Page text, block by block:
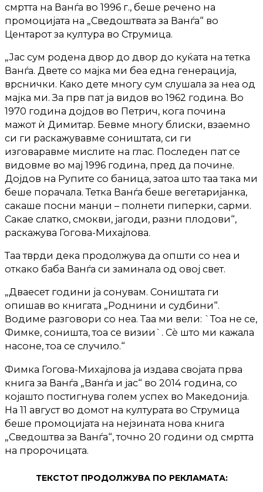
смртта на Ванѓа во 1996 г., беше речено на
промоцијата на „Сведоштвата за Ванѓа“ во
Центарот за култура во Струмица.
„Јас сум родена двор до двор до куќата на тетка
Ванѓа. Двете со мајка ми беа една генерација,
врснички. Како дете многу сум слушала за неа од
мајка ми. За прв пат ја видов во 1962 година. Во
1970 година дојдов во Петрич, кога почина
мажот ѝ Димитар. Бевме многу блиски, взаемно
си ги раскажувавме соништата, си ги
изговаравме мислите на глас. Последен пат се
видовме во мај 1996 година, пред да почине.
Дојдов на Рупите со баница, затоа што таа така ми
беше порачала. Тетка Ванѓа беше вегетаријанка,
сакаше посни манџи – полнети пиперки, сарми.
Сакае слатко, смокви, јагоди, разни плодови“,
раскажува Гогова-Михајлова.
Таа тврди дека продолжува да општи со неа и
откако баба Ванѓа си заминала од овој свет.
„Дваесет години ја сонувам. Соништата ги
опишав во книгата „Роднини и судбини“.
Водиме разговори со неа. Таа ми вели: `Тоа не се,
Фимке, соништа, тоа се визии`. Сѐ што ми кажала
насоне, тоа се случило.“
Фимка Гогова-Михајлова ја издава својата прва
книга за Ванѓа „Ванѓа и јас“ во 2014 година, со
којашто постигнува голем успех во Македонија.
На 11 август во домот на културата во Струмица
беше промоцијата на нејзината нова книга
„Сведоштва за Ванѓа“, точно 20 години од смртта
на пророчицата.
ТЕКСТОТ ПРОДОЛЖУВА ПО РЕКЛАМАТА: